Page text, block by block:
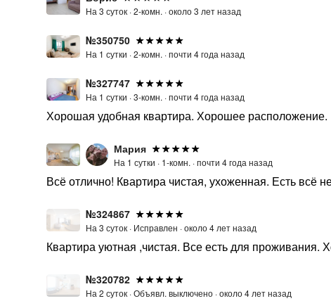
На 3 суток ·2-комн. ·около 3 лет назад
№350750
На 1 сутки ·2-комн. ·почти 4 года назад
№327747
На 1 сутки ·3-комн. ·почти 4 года назад
Хорошая удобная квартира. Хорошее расположение.
Мария
На 1 сутки · 1-комн. ·почти 4 года назад
Всё отлично! Квартира чистая, ухоженная. Есть
№324867
На 3 суток · Исправлен ·около 4 лет назад
Квартира уютная ,чистая. Все есть для проживания.
№320782
На 2 суток ·Объявл. выключено ·около 4 лет назад